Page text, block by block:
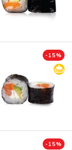
- 15%
- 15%